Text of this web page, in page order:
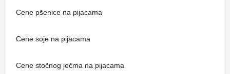
Cene pšenice na pijacama
Cene soje na pijacama
Cene stočnog ječma na pijacama